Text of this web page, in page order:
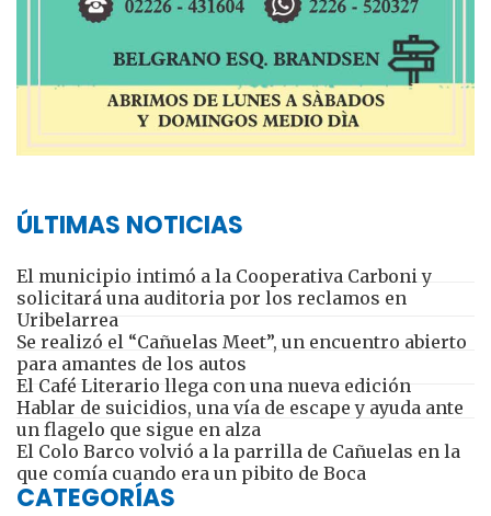
ÚLTIMAS NOTICIAS
El municipio intimó a la Cooperativa Carboni y
solicitará una auditoria por los reclamos en
Uribelarrea
Se realizó el “Cañuelas Meet”, un encuentro abierto
para amantes de los autos
El Café Literario llega con una nueva edición
Hablar de suicidios, una vía de escape y ayuda ante
un flagelo que sigue en alza
El Colo Barco volvió a la parrilla de Cañuelas en la
que comía cuando era un pibito de Boca
CATEGORÍAS